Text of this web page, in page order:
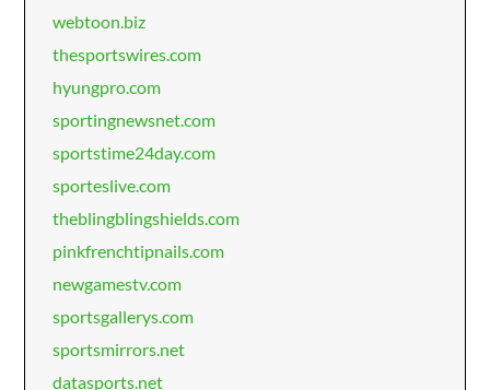
webtoon.biz
thesportswires.com
hyungpro.com
sportingnewsnet.com
sportstime24day.com
sporteslive.com
theblingblingshields.com
pinkfrenchtipnails.com
newgamestv.com
sportsgallerys.com
sportsmirrors.net
datasports.net